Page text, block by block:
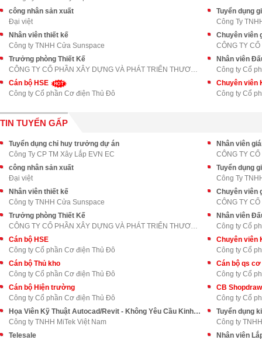
công nhân sản xuất
Đại việt
Tuyển dụng
Công Ty
Nhân viên thiết kế
Công ty TNHH Cửa Sunspace
Chuyên viên
CÔNG TY
Trưởng phòng Thiết Kế
CÔNG TY CỔ PHẦN XÂY DỰNG VÀ PHÁT TRIỂN THƯƠNG MẠI
Nhân viên
Công ty Cổ
Cán bộ HSE
Công ty Cổ phần Cơ điện Thủ Đô
Chuyên viên
Công ty Cổ
TIN TUYỂN GẤP
Tuyển dụng chỉ huy trưởng dự án
Công Ty CP TM Xây Lắp EVN EC
Nhân viên
CÔNG TY
công nhân sản xuất
Đại việt
Tuyển dụng
Công Ty
Nhân viên thiết kế
Công ty TNHH Cửa Sunspace
Chuyên viên
CÔNG TY
Trưởng phòng Thiết Kế
CÔNG TY CỔ PHẦN XÂY DỰNG VÀ PHÁT TRIỂN THƯƠNG MẠI
Nhân viên
Công ty Cổ
Cán bộ HSE
Công ty Cổ phần Cơ điện Thủ Đô
Chuyên viên
Công ty Cổ
Cán bộ Thủ kho
Công ty Cổ phần Cơ điện Thủ Đô
Cán bộ qs cơ
Công ty Cổ
Cán bộ Hiện trường
Công ty Cổ phần Cơ điện Thủ Đô
CB
Công ty Cổ
Họa Viên Kỹ Thuật Autocad/Revit - Không Yêu Cầu Kinh Nghiệm
Công ty TNHH MiTek Việt Nam
Tuyển dụng
Công ty
Telesale
Nhân viên